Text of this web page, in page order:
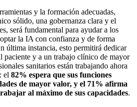
y la formación adecuadas,
sólido, una gobernanza clara y el
será fundamental para ayudar a los
la IA con confianza y de forma
última instancia, esto permitirá dedicar
paciente y a un trabajo clínico de mayor
sanitarios están trabajando ahora
el 82% espera que sus funciones
de mayor valor, y el 71% afirma
al máximo de sus capacidades.